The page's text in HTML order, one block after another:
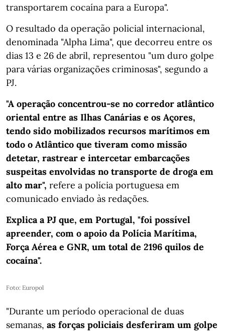
transportarem cocaína para a Europa".
O resultado da operação policial internacional,
denominada "Alpha Lima", que decorreu entre os
dias 13 e 26 de abril, representou "um duro golpe
para várias organizações criminosas", segundo a
PJ.
"A operação concentrou-se no corredor atlântico
oriental entre as Ilhas Canárias e os Açores,
tendo sido mobilizados recursos marítimos em
todo o Atlântico que tiveram como missão
detetar, rastrear e intercetar embarcações
suspeitas envolvidas no transporte de droga em
alto mar", refere a polícia portuguesa em
comunicado enviado às redações.
Explica a PJ que, em Portugal, "foi possível
apreender, com o apoio da Polícia Marítima,
Força Aérea e GNR, um total de 2196 quilos de
cocaína".
Foto: Europol
"Durante um período operacional de duas
semanas, as forças policiais desferiram um golpe